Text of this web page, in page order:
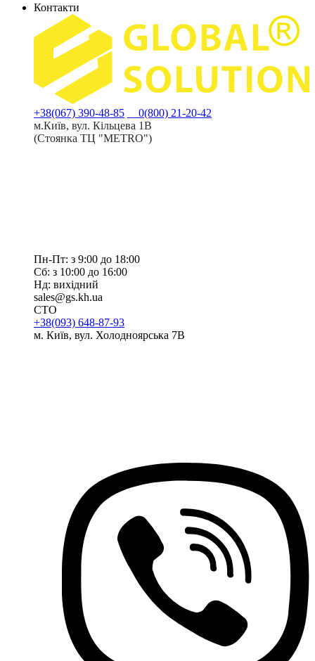
Контакти
+38(067) 390-48-85
0(800) 21-20-42
м.Київ, вул. Кільцева 1В
(Стоянка ТЦ "METRO")
Пн-Пт: з 9:00 до 18:00
Сб: з 10:00 до 16:00
Нд: вихідний
sales@gs.kh.ua
СТО
+38(093) 648-87-93
м. Київ, вул. Холодноярська 7В